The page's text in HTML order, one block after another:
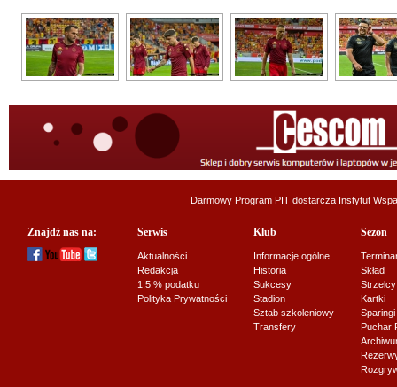
Darmowy Program PIT dostarcza Instytut
Znajdź nas na: Serwis
Aktualności
Redakcja
1,5 % podatku
Polityka Prywatności
Klub
Informacje ogólne
Historia
Sukcesy
Stadion
Sztab szkoleniowy
Transfery
Sezon
Skład
Strzelcy
Kartki
Sparingi
Puchar